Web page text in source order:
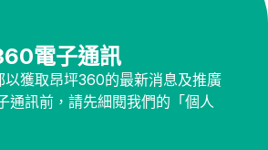
電子通訊
以獲取昂坪360的最新消息及推廣
通訊前，請先細閱我們的「個人